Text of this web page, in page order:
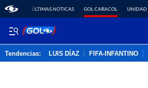
ÚLTIMAS NOTICAS GOL CARACOL UNIDAD
Tendencias: LUIS DÍAZ FIFA-INFANTINO